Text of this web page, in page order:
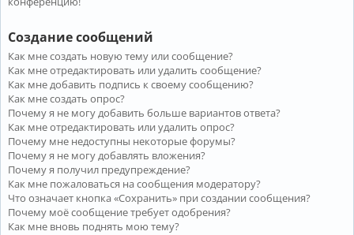
Создание сообщений
Как мне создать новую тему или сообщение?
Как мне отредактировать или удалить сообщение?
Как мне добавить подпись к своему сообщению?
Как мне создать опрос?
Почему я не могу добавить больше вариантов ответа?
Как мне отредактировать или удалить опрос?
Почему мне недоступны некоторые форумы?
Почему я не могу добавлять вложения?
Почему я получил предупреждение?
Как мне пожаловаться на сообщения модератору?
Что означает кнопка «Сохранить» при создании сообщения?
Почему моё сообщение требует одобрения?
Как мне вновь поднять мою тему?